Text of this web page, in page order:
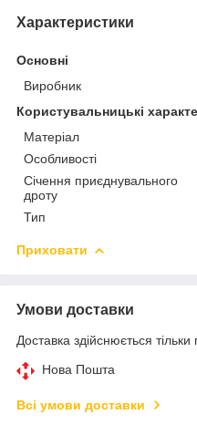
Характеристики
Основні
Виробник
Користувальницькі
Матеріал
Особливості
Січення приєднувального
дроту
Тип
Приховати
Умови доставки
Доставка здійснюється тільки
Нова Пошта
Всі умови доставки